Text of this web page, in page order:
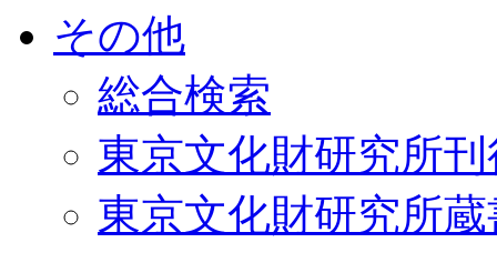
その他
総合検索
東京文化財研究所
東京文化財研究所